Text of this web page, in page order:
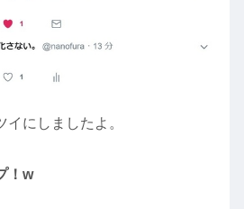
にしましたよ。
！w